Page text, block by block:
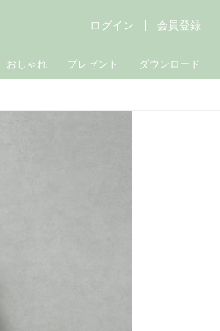
おしゃれ プレゼント ダウンロード
ログイン 会員登録